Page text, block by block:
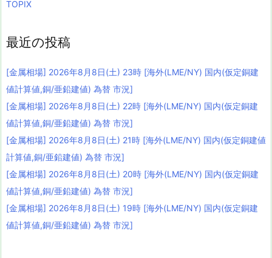
TOPIX
最近の投稿
[金属相場] 2026年8月8日(土) 23時 [海外(LME/NY) 国内(仮定銅建
値計算値,銅/亜鉛建値) 為替 市況]
[金属相場] 2026年8月8日(土) 22時 [海外(LME/NY) 国内(仮定銅建
値計算値,銅/亜鉛建値) 為替 市況]
[金属相場] 2026年8月8日(土) 21時 [海外(LME/NY) 国内(仮定銅建値
計算値,銅/亜鉛建値) 為替 市況]
[金属相場] 2026年8月8日(土) 20時 [海外(LME/NY) 国内(仮定銅建
値計算値,銅/亜鉛建値) 為替 市況]
[金属相場] 2026年8月8日(土) 19時 [海外(LME/NY) 国内(仮定銅建
値計算値,銅/亜鉛建値) 為替 市況]